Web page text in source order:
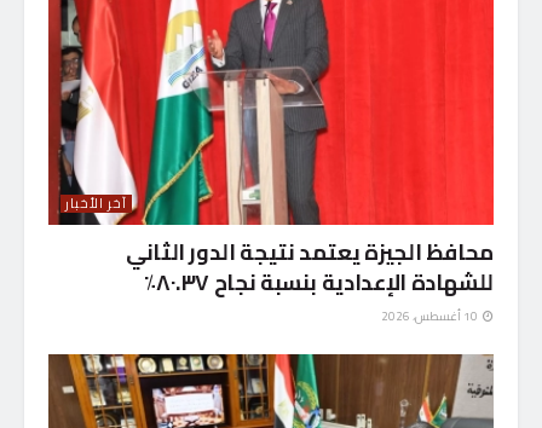
آخر الأخبار
محافظ الجيزة يعتمد نتيجة الدور الثاني
للشهادة الإعدادية بنسبة نجاح ٨٠.٣٧٪